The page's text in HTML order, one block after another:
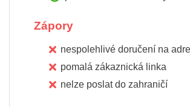
Zápory
nespolehlivé doručení na
pomalá zákaznická linka
nelze poslat do zahraničí